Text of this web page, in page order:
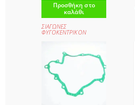
Προσθήκη στο
καλάθι
ΣΙΑΓΩΝΕΣ
ΦΥΓΟΚΕΝΤΡΙΚΟΝ